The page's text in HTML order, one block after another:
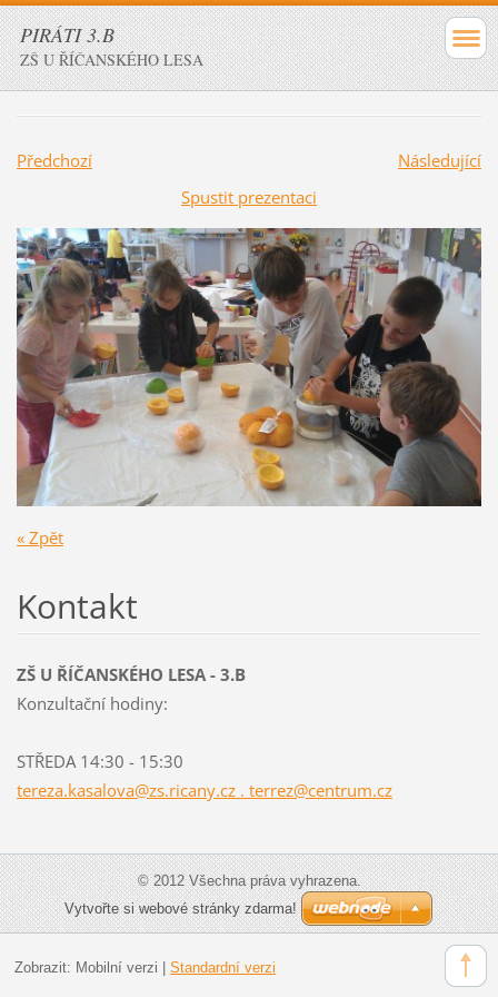
PIRÁTI 3.B
ZŠ U ŘÍČANSKÉHO LESA
Předchozí
Následující
Spustit prezentaci
« Zpět
Kontakt
ZŠ U ŘÍČANSKÉHO LESA - 3.B
Konzultační hodiny:
STŘEDA 14:30 - 15:30
tereza.kasalova@zs.ricany.cz . terrez@centrum.cz
© 2012 Všechna práva vyhrazena.
Vytvořte si webové stránky zdarma!
Zobrazit: Mobilní verzi Standardní verzi